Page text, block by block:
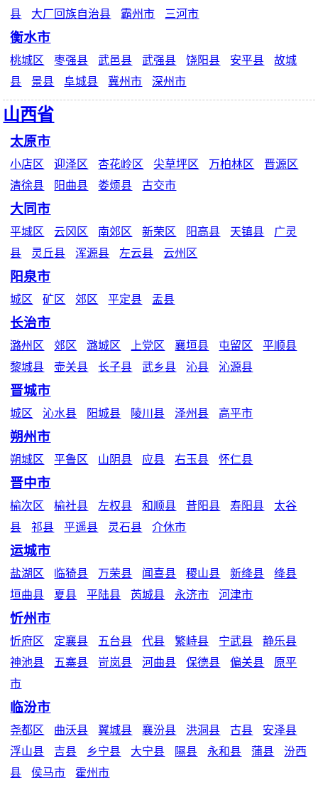
县
大厂回族自治县 霸州市 三河市
衡水市
桃城区 枣强县 武邑县 武强县 饶阳县 安平县
故城
县
景县 阜城县 冀州市 深州市
山西省
太原市
小店区 迎泽区 杏花岭区 尖草坪区 万柏林区
晋源区
清徐县
阳曲县 娄烦县 古交市
大同市
平城区 云冈区 南郊区 新荣区 阳高县 天镇县
广灵
县
灵丘县 浑源县 左云县 云州区
阳泉市
城区 矿区 郊区 平定县 盂县
长治市
潞州区 郊区 潞城区 上党区 襄垣县 屯留区
平顺县
黎城县
壶关县 长子县 武乡县 沁县 沁源县
晋城市
城区 沁水县 阳城县 陵川县 泽州县 高平市
朔州市
朔城区 平鲁区 山阴县 应县 右玉县 怀仁县
晋中市
榆次区 榆社县 左权县 和顺县 昔阳县 寿阳县
太谷
县
祁县 平遥县 灵石县 介休市
运城市
盐湖区 临猗县 万荣县 闻喜县 稷山县 新绛县
绛县
垣曲县
夏县 平陆县 芮城县 永济市 河津市
忻州市
忻府区 定襄县 五台县 代县 繁峙县 宁武县
静乐县
神池县
五寨县 岢岚县 河曲县 保德县 偏关县
原平
市
临汾市
尧都区 曲沃县 翼城县 襄汾县 洪洞县 古县
安泽县
浮山县
吉县 乡宁县 大宁县 隰县 永和县 蒲县
汾西
县
侯马市 霍州市